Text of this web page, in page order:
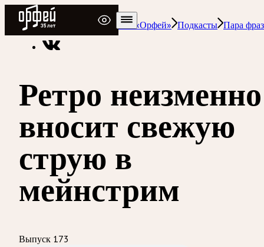
Радио Орфей
Радио классической музыки «Орфей» Подкасты Пара фраз
Ретро неизменно
вносит свежую
струю в
мейнстрим
Выпуск 173